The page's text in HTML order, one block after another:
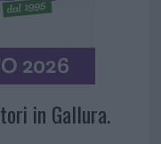
in Gallura.